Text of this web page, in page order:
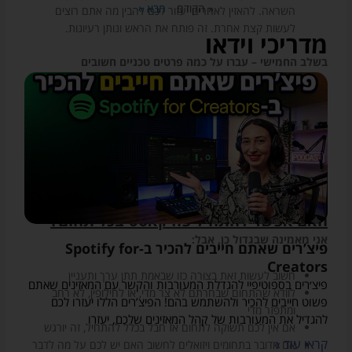
השראה. להאזין לאחרים יעזור לכם להבין מה אתם רוצים
לעשות קצת אחרת. זה פותח את הראש ונותן רעיונות.
בשלב החמישי – עברו על כמה פרטים טכניים חשובים
כמה זמן אתם רוצים שתהיה כל תוכנית? מה אתם רוצים
שהמאזינים שלכם יקבלו מהתוכנית ומהפרקים? כל כמה זמן אתם
רוצים / יכולים לפרסם פרק חדש?
עצה שלי:העבירו הכל לכתב כדי שזה יהיה מולכם כל הזמן. שממש
תוכלו להרגיש את הויז’ן של הפודקאסט שלכם קורם עור וגידים.
האם אפשר להתחיל פודקאסט בכל תחום?
אני מאמינה שבגדול כן, אבל:
חשוב לעשות זאת בצורה כזו שבאמת תתן ערך ותעניין
לוודא שהתחום שבחרתם לא צר מדי, או לחילופין, לא רחב
ומתפזר מדי
אם אין לכם תשוקה לתחום אז חבל בכלל להתחיל, זה יורגש
אם מדובר בתחומים ויזואלים לחשוב האם יש לכם על מה לדבר
« הקודם הבא »
מדריכי וידאו
פיצ’רים שאתם חייבים להכיר ב-Spotify for
Creators
פיצ׳רים בספוטיפיי להגדלת המעורבות והקשר עם המאזינים שאתם
פשוט חייבים להכיר ולהשתמש בהם! הפיצ’רים הללו יעזרו לכם
להגדיל את המעורבות של קהל המאזינים שלכם, יעזרו
קראו עוד »